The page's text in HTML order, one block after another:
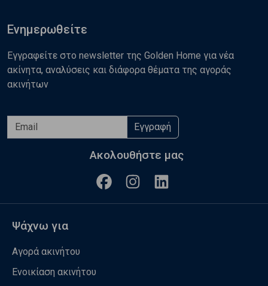
Ενημερωθείτε
Εγγραφείτε στο newsletter της Golden Home για νέα
ακίνητα, αναλύσεις και διάφορα θέματα της αγοράς
ακινήτων
Εγγραφή
Ακολουθήστε μας
Ψάχνω για
Αγορά ακινήτου
Ενοικίαση ακινήτου